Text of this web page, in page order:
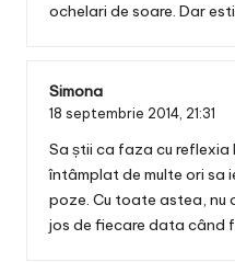
ochelari de soare. Dar
Simona
18 septembrie 2014, 21:31
Sa știi ca faza cu reflexia
întâmplat de multe ori sa
poze. Cu toate astea, nu
jos de fiecare data când